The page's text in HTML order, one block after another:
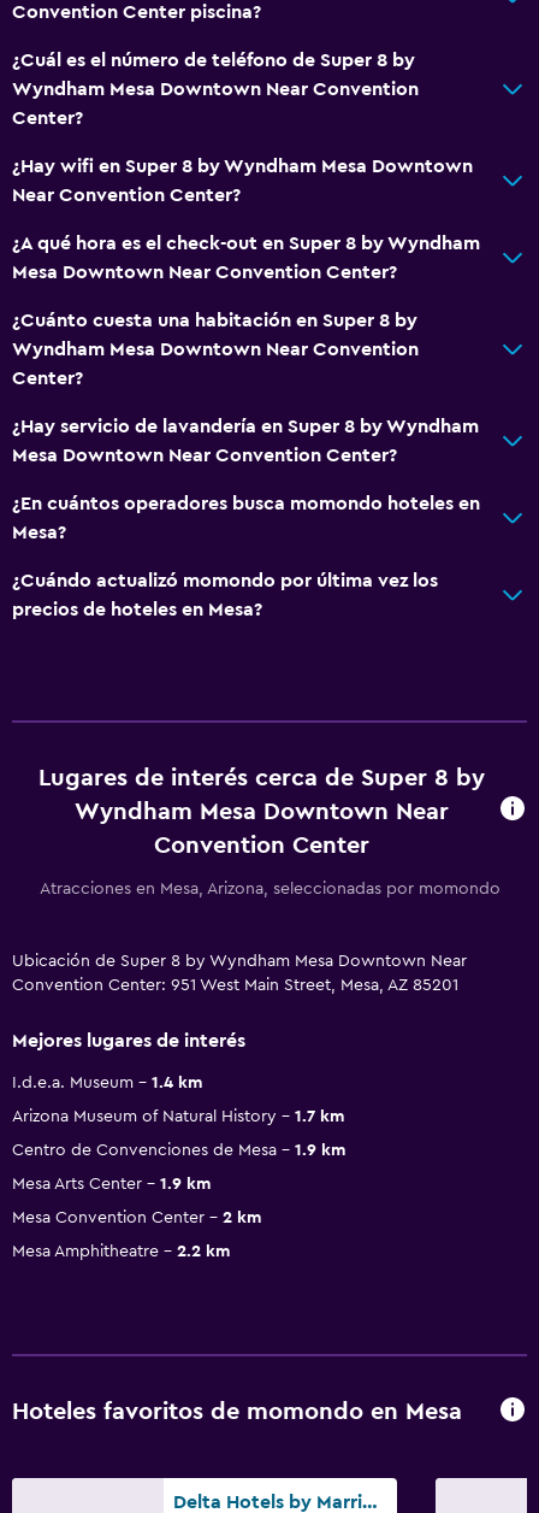
Convention Center piscina?
¿Cuál es el número de teléfono de Super 8 by
Wyndham Mesa Downtown Near Convention
Center?
¿Hay wifi en Super 8 by Wyndham Mesa Downtown
Near Convention Center?
¿A qué hora es el check-out en Super 8 by Wyndham
Mesa Downtown Near Convention Center?
¿Cuánto cuesta una habitación en Super 8 by
Wyndham Mesa Downtown Near Convention
Center?
¿Hay servicio de lavandería en Super 8 by Wyndham
Mesa Downtown Near Convention Center?
¿En cuántos operadores busca momondo hoteles en
Mesa?
¿Cuándo actualizó momondo por última vez los
precios de hoteles en Mesa?
Lugares de interés cerca de Super 8 by
Wyndham Mesa Downtown Near
Convention Center
Atracciones en Mesa, Arizona, seleccionadas por momondo
Ubicación de Super 8 by Wyndham Mesa Downtown Near
Convention Center: 951 West Main Street, Mesa, AZ 85201
Mejores lugares de interés
I.d.e.a. Museum
1.4 km
Arizona Museum of Natural History
1.7 km
Centro de Convenciones de Mesa
1.9 km
Mesa Arts Center
1.9 km
Mesa Convention Center
2 km
Mesa Amphitheatre
2.2 km
Hoteles favoritos de momondo en Mesa
Delta Hotels by Marriott Phoenix Mesa